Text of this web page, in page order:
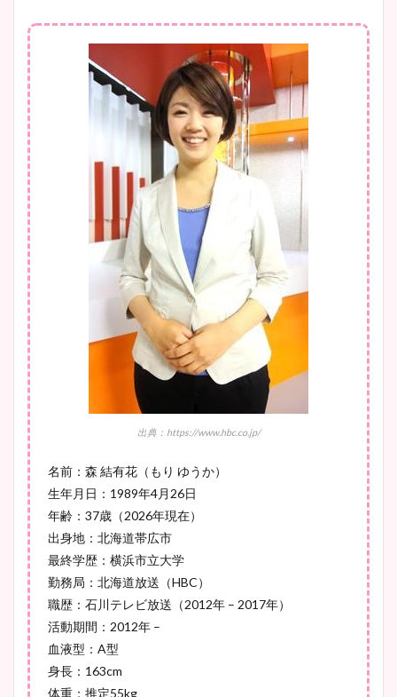
大家彩香アナのかわいいカッ
プ画像まとめ！同期や実家に
wikiプロフも！
安藤萌々アナのカップ画像や
ニット衣装まとめ！美足の筋
鈴木唯の太ってた時の体重が
ヤバすぎww原因や痩せたダ
イエット方は？昔と現在を画
像比較！
豊島実季アナのカップ画像ま
とめ！美脚や水着姿に年齢も
宇賀神メグアナのニット画像
まとめ！足も美脚でカップも
池谷実悠アナのメガネ画像が
かわいい！カップや水着姿も
出典：https://www.hbc.co.jp/
名前：森 結有花（もり ゆうか）
生年月日：1989年4月26日
年齢：37歳（2026年現在）
出身地：北海道帯広市
最終学歴：横浜市立大学
勤務局：北海道放送（HBC）
職歴：石川テレビ放送（2012年 – 2017年）
活動期間：2012年 –
血液型：A型
身長：163cm
体重：推定55kg